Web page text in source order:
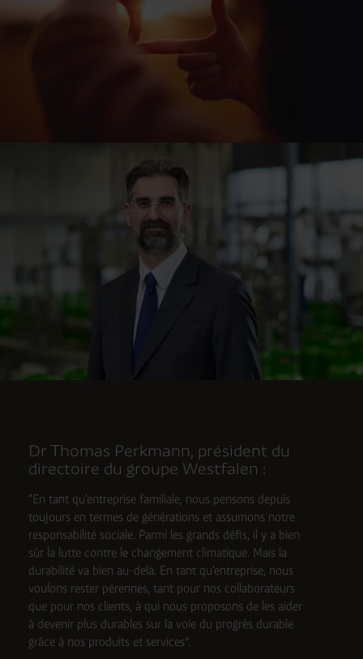
Dr Thomas Perkmann, président du
directoire du groupe Westfalen :
"En tant qu'entreprise familiale, nous pensons depuis
toujours en termes de générations et assumons notre
responsabilité sociale. Parmi les grands défis, il y a bien
sûr la lutte contre le changement climatique. Mais la
durabilité va bien au-delà. En tant qu'entreprise, nous
voulons rester pérennes, tant pour nos collaborateurs
que pour nos clients, à qui nous proposons de les aider
à devenir plus durables sur la voie du progrès durable
grâce à nos produits et services“.